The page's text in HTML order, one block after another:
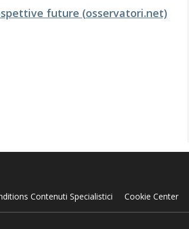
future (osservatori.net)
Contenuti Specialistici Cookie Center